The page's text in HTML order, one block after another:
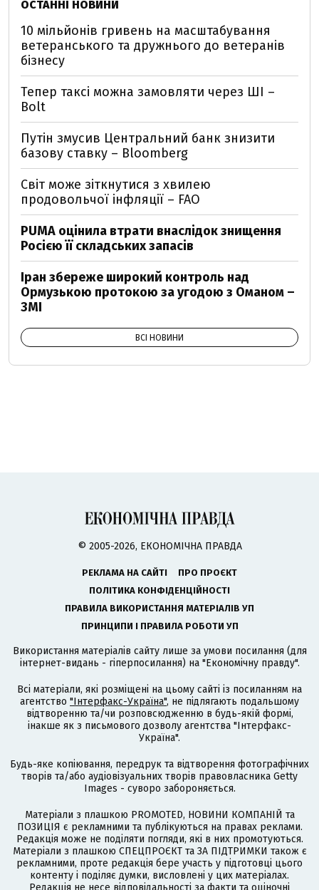
ОСТАННІ НОВИНИ
10 мільйонів гривень на масштабування
ветеранського та дружнього до ветеранів
бізнесу
Тепер таксі можна замовляти через ШІ –
Bolt
Путін змусив Центральний банк знизити
базову ставку – Bloomberg
Світ може зіткнутися з хвилею
продовольчої інфляції – FAO
PUMA оцінила втрати внаслідок знищення
Росією її складських запасів
Іран збереже широкий контроль над
Ормузькою протокою за угодою з Оманом –
ЗМІ
ВСІ НОВИНИ
© 2005-2026, ЕКОНОМІЧНА ПРАВДА
РЕКЛАМА НА САЙТІ
ПРО ПРОЄКТ
ПОЛІТИКА КОНФІДЕНЦІЙНОСТІ
ПРАВИЛА ВИКОРИСТАННЯ МАТЕРІАЛІВ УП
ПРИНЦИПИ І ПРАВИЛА РОБОТИ УП
Використання матеріалів сайту лише за умови посилання (для
інтернет-видань - гіперпосилання) на "Економічну правду".
Всі матеріали, які розміщені на цьому сайті із посиланням на
агентство "Інтерфакс-Україна", не підлягають подальшому
відтворенню та/чи розповсюдженню в будь-якій формі,
інакше як з письмового дозволу агентства "Інтерфакс-
Україна".
Будь-яке копіювання, передрук та відтворення фотографічних
творів та/або аудіовізуальних творів правовласника Getty
Images - суворо забороняється.
Матеріали з плашкою PROMOTED, НОВИНИ КОМПАНІЙ та
ПОЗИЦІЯ є рекламними та публікуються на правах реклами.
Редакція може не поділяти погляди, які в них промотуються.
Матеріали з плашкою СПЕЦПРОЄКТ та ЗА ПІДТРИМКИ також є
рекламними, проте редакція бере участь у підготовці цього
контенту і поділяє думки, висловлені у цих матеріалах.